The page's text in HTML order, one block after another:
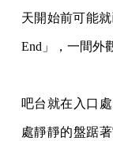
天開始前可能
End」，一間外
吧台就在入口
處靜靜的盤踞